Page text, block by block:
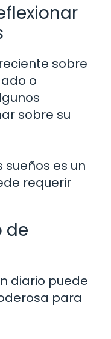
sobre
o
sobre su
es un
requerir
de
diario puede
para